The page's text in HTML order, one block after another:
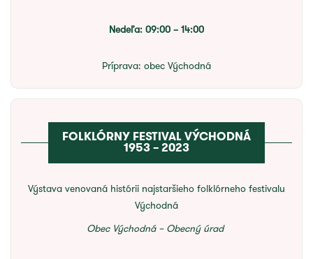
Nedeľa: 09:00 – 14:00
Príprava: obec Východná
FOLKLÓRNY FESTIVAL VÝCHODNÁ
1953 – 2023
Výstava venovaná histórii najstaršieho folklórneho festivalu
Východná
Obec Východná – Obecný úrad